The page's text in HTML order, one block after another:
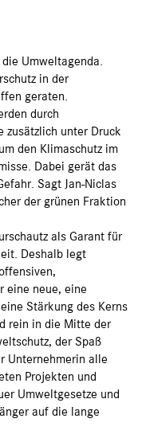
Umweltagenda.
in der
geraten.
durch
zusätzlich unter Druck
den Klimaschutz im
Dabei gerät das
Sagt Jan-Niclas
der grünen Fraktion
als Garant für
Deshalb legt
eine neue, eine
Stärkung des Kerns
rein in die Mitte der
der Spaß
Unternehmerin alle
Projekten und
Umweltgesetze und
auf die lange